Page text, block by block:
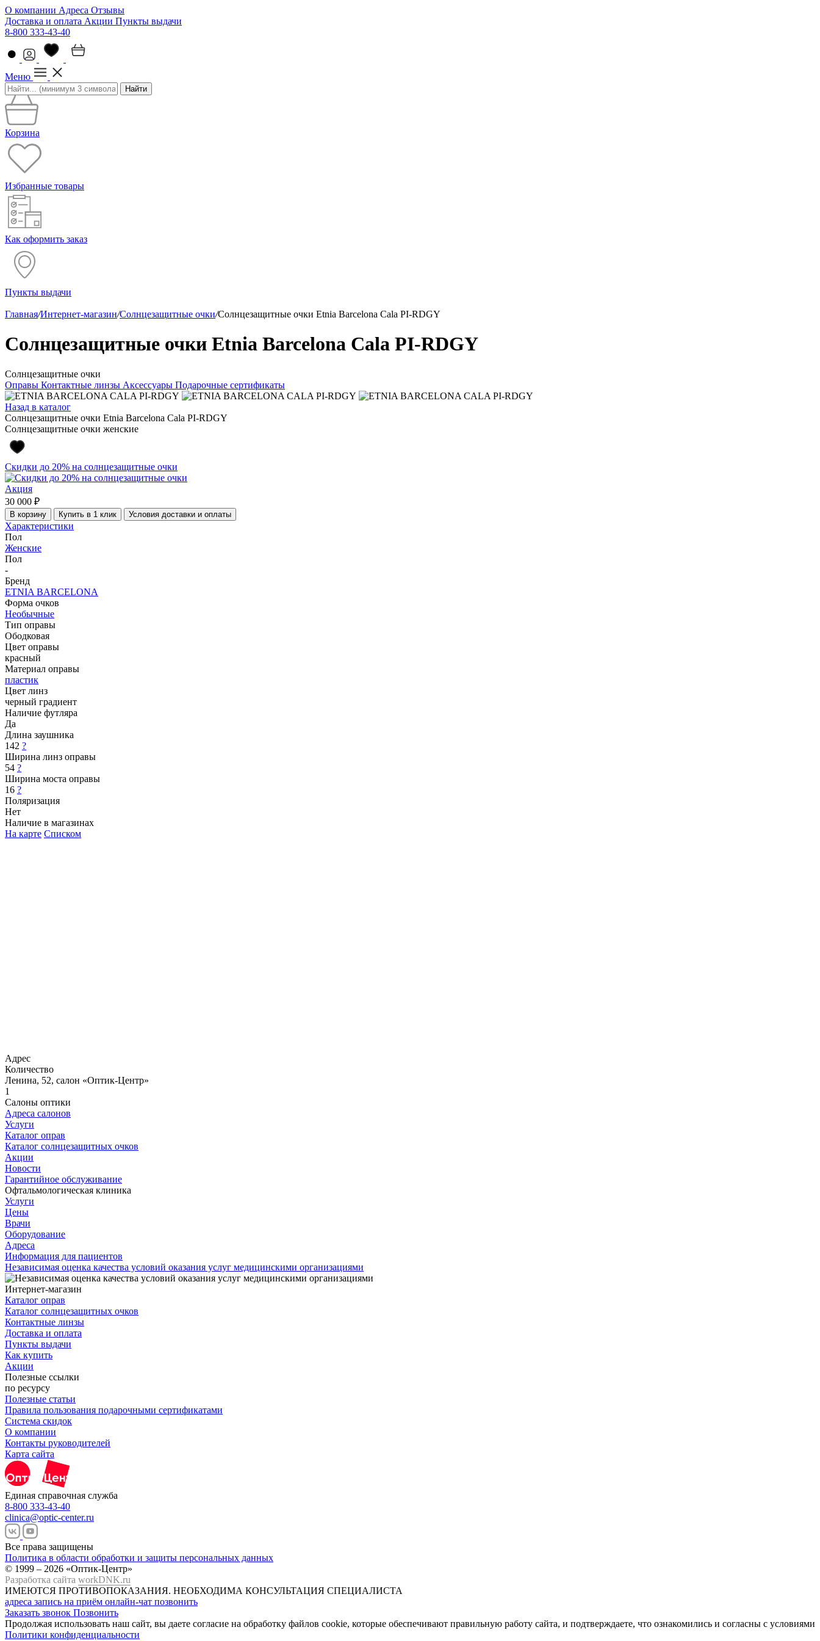
О компании Адреса Отзывы
Доставка и оплата Акции Пункты выдачи
8-800 333-43-40
Меню
Найти
Корзина
Избранные товары
Как оформить заказ
Пункты выдачи
Главная/Интернет-магазин/Солнцезащитные очки/Солнцезащитные очки Etnia Barcelona Cala PI-RDGY
Солнцезащитные очки Etnia Barcelona Cala PI-RDGY
Солнцезащитные очки
Оправы Контактные линзы Аксессуары Подарочные сертификаты
Назад в каталог
Солнцезащитные очки Etnia Barcelona Cala PI-RDGY
Солнцезащитные очки женские
Скидки до 20% на солнцезащитные очки
Акция
30 000 ₽
В корзину Купить в 1 клик Условия доставки и оплаты
Характеристики
Пол
Женские
Пол
-
Бренд
ETNIA BARCELONA
Форма очков
Необычные
Тип оправы
Ободковая
Цвет оправы
красный
Материал оправы
пластик
Цвет линз
черный градиент
Наличие футляра
Да
Длина заушника
142 ?
Ширина линз оправы
54 ?
Ширина моста оправы
16 ?
Поляризация
Нет
Наличие в магазинах
На карте Списком
Адрес
Количество
Ленина, 52, салон «Оптик-Центр»
1
Салоны оптики
Адреса салонов
Услуги
Каталог оправ
Каталог солнцезащитных очков
Акции
Новости
Гарантийное обслуживание
Офтальмологическая клиника
Услуги
Цены
Врачи
Оборудование
Адреса
Информация для пациентов
Независимая оценка качества условий оказания услуг медицинскими организациями
Интернет-магазин
Каталог оправ
Каталог солнцезащитных очков
Контактные линзы
Доставка и оплата
Пункты выдачи
Как купить
Акции
Полезные ссылки
по ресурсу
Полезные статьи
Правила пользования подарочными сертификатами
Система скидок
О компании
Контакты руководителей
Карта сайта
Единая справочная служба
8-800 333-43-40
clinica@optic-center.ru
Все права защищены
Политика в области обработки и защиты персональных данных
© 1999 – 2026 «Оптик-Центр»
Разработка сайта workDNK.ru
ИМЕЮТСЯ ПРОТИВОПОКАЗАНИЯ. НЕОБХОДИМА КОНСУЛЬТАЦИЯ СПЕЦИАЛИСТА
адреса запись на приём онлайн-чат позвонить
Заказать звонок Позвонить
Продолжая использовать наш сайт, вы даете согласие на обработку файлов cookie, которые обеспечивают правильную работу сайта, и подтверждаете, что ознакомились и согласны с условиями
Политики конфиденциальности